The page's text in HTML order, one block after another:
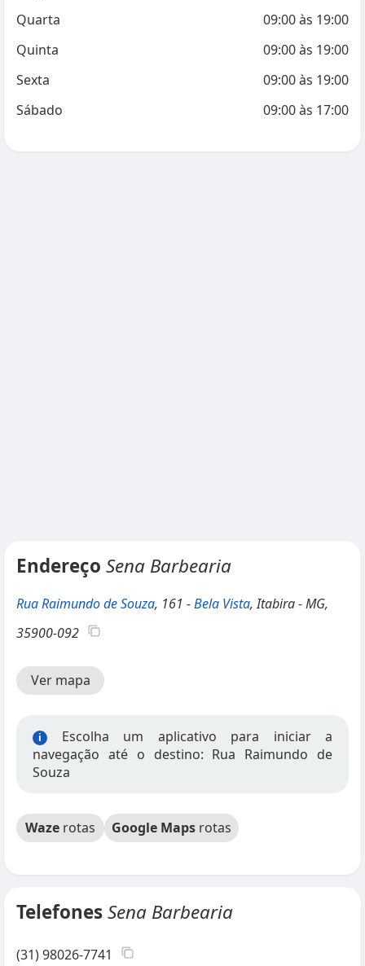
Quarta
09:00às 19:00
Quinta
09:00às 19:00
Sexta
09:00às 19:00
Sábado
09:00às 17:00
Endereço Sena Barbearia
Rua Raimundo de Souza, 161 -Bela Vista, Itabira - MG,
35900-092
Ver mapa
i
Escolha um aplicativo para iniciar a
navegação até o destino: Rua Raimundo de
Souza
Waze rotas Google Maps rotas
TelefonesSena Barbearia
(31) 98026-7741